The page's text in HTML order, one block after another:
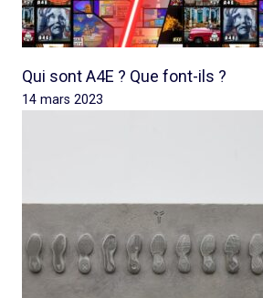
Qui sont A4E ? Que font-ils ?
14 mars 2023